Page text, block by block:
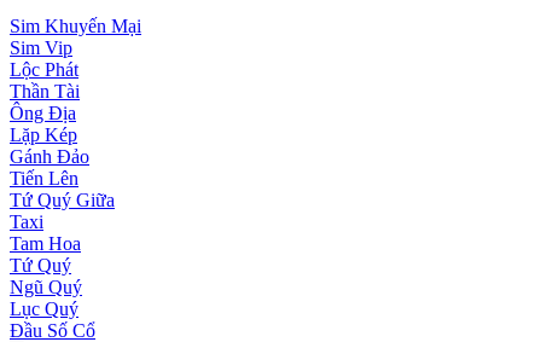
Sim Khuyến Mại
Sim Vip
Lộc Phát
Thần Tài
Ông Địa
Lặp Kép
Gánh Đảo
Tiến Lên
Tứ Quý Giữa
Taxi
Tam Hoa
Tứ Quý
Ngũ Quý
Lục Quý
Đầu Số Cổ